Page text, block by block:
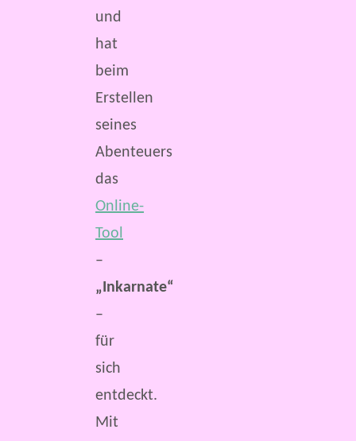
und
hat
beim
Erstellen
seines
Abenteuers
das
Online-
Tool
–
„Inkarnate“
–
für
sich
entdeckt.
Mit